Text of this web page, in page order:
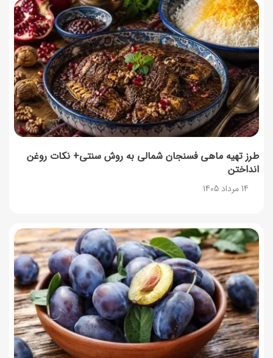
طرز تهیه ماهی فسنجان شمالی به روش سنتی+ نکات روغن
انداختن
14 مرداد 1405